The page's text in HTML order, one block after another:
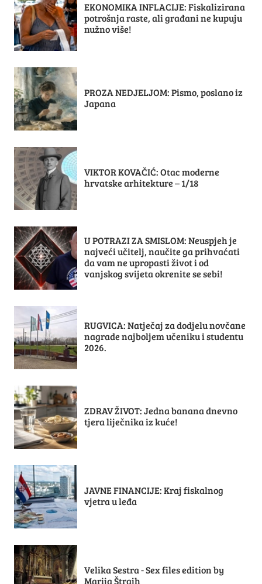
EKONOMIKA INFLACIJE: Fiskalizirana
potrošnja raste, ali građani ne kupuju
nužno više!
PROZA NEDJELJOM: Pismo, poslano iz
Japana
VIKTOR KOVAČIĆ: Otac moderne
hrvatske arhitekture – 1/18
U POTRAZI ZA SMISLOM: Neuspjeh je
najveći učitelj, naučite ga prihvaćati
da vam ne upropasti život i od
vanjskog svijeta okrenite se sebi!
RUGVICA: Natječaj za dodjelu novčane
nagrade najboljem učeniku i studentu
2026.
ZDRAV ŽIVOT: Jedna banana dnevno
tjera liječnika iz kuće!
JAVNE FINANCIJE: Kraj fiskalnog
vjetra u leđa
Velika Sestra - Sex files edition by
Marija Štrajh